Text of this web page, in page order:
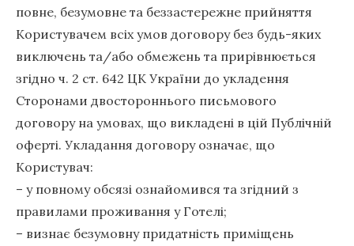
повне, безумовне та беззастережне прийняття
Користувачем всіх умов договору без будь-яких
виключень та/або обмежень та прирівнюється
згідно ч. 2 ст. 642 ЦК України до укладення
Сторонами двостороннього письмового
договору на умовах, що викладені в цій Публічній
оферті. Укладання договору означає, що
Користувач:
– у повному обсязі ознайомився та згідний з
правилами проживання у Готелі;
– визнає безумовну придатність приміщень